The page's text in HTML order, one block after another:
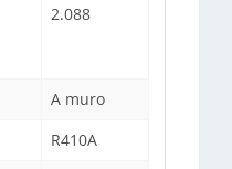
2.088
A muro
R410A